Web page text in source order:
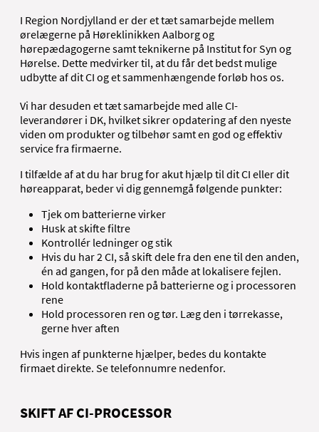
I Region Nordjylland er der et tæt samarbejde mellem
ørelægerne på Høreklinikken Aalborg og
hørepædagogerne samt teknikerne på Institut for Syn og
Hørelse. Dette medvirker til, at du får det bedst mulige
udbytte af dit CI og et sammenhængende forløb hos os.
Vi har desuden et tæt samarbejde med alle CI-
leverandører i DK, hvilket sikrer opdatering af den nyeste
viden om produkter og tilbehør samt en god og effektiv
service fra firmaerne.
I tilfælde af at du har brug for akut hjælp til dit CI eller dit
høreapparat, beder vi dig gennemgå følgende punkter:
Tjek om batterierne virker
Husk at skifte filtre
Kontrollér ledninger og stik
Hvis du har 2 CI, så skift dele fra den ene til den anden,
én ad gangen, for på den måde at lokalisere fejlen.
Hold kontaktfladerne på batterierne og i processoren
rene
Hold processoren ren og tør. Læg den i tørrekasse,
gerne hver aften
Hvis ingen af punkterne hjælper, bedes du kontakte
firmaet direkte. Se telefonnumre nedenfor.
SKIFT AF CI-PROCESSOR